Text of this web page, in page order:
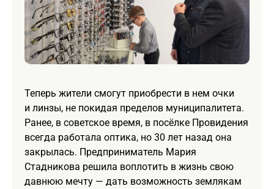
Теперь жители смогут приобрести в нем очки
и линзы, не покидая пределов муниципалитета.
Ранее, в советское время, в посёлке Провидения
всегда работала оптика, но 30 лет назад она
закрылась. Предприниматель Мария
Стадникова решила воплотить в жизнь свою
давнюю мечту — дать возможность землякам